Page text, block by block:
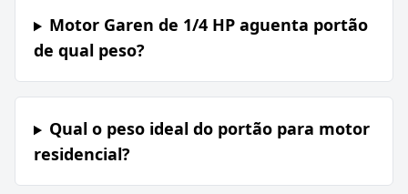
Motor Garen de 1/4 HP aguenta portão
de qual peso?
Qual o peso ideal do portão para motor
residencial?